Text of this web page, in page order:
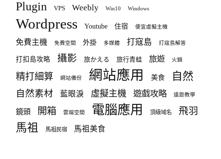
Plugin VPS Weebly Win10 Windows
Wordpress Youtube 住宿 便宜虛擬主機
免費主機 免費空間 外掛 多媒體 打寇島 打寇島解答
打扣島攻略 攝影 旅かえる 旅行青蛙 旅遊 火鍋
精打細算 網站備份 網站應用 美食 自然
自然素材 藍眼淚 虛擬主機 遊戲攻略 遠距教學
鏡頭 開箱 雲端空間 電腦應用 頂級域名 飛羽
馬祖 馬祖民宿 馬祖美食